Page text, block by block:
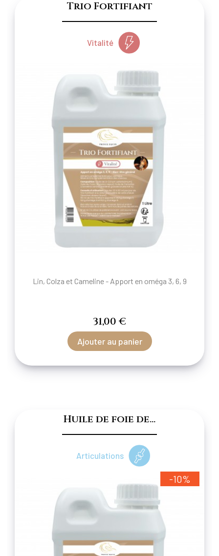
Trio Fortifiant
Vitalité
Lin, Colza et Cameline - Apport en oméga 3, 6, 9
31,00 €
Ajouter au panier
Huile de foie de...
Articulations
-10%